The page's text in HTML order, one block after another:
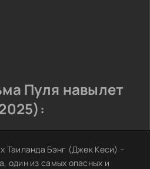
Пуля навылет
Таиланда Бэнг (Джек Кеси) –
один из самых опасных и